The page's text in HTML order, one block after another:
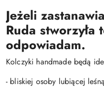
Jeżeli
Ruda
odpowiadam.
Kolczyki handmade będą
- bliskiej osoby lubiącej